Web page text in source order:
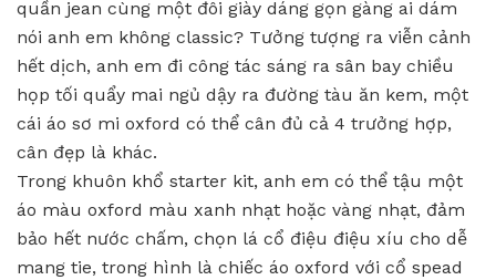
quần jean cùng một đôi giày dáng gọn gàng ai dám
nói anh em không classic? Tưởng tượng ra viễn cảnh
hết dịch, anh em đi công tác sáng ra sân bay chiều
họp tối quẩy mai ngủ dậy ra đường tàu ăn kem, một
cái áo sơ mi oxford có thể cân đủ cả 4 trưởng hợp,
cân đẹp là khác.
Trong khuôn khổ starter kit, anh em có thể tậu một
áo màu oxford màu xanh nhạt hoặc vàng nhạt, đảm
bảo hết nước chấm, chọn lá cổ điệu điệu xíu cho dễ
mang tie, trong hình là chiếc áo oxford với cổ spead